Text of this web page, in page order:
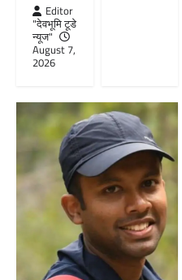
Editor
"देवभूमि टूडे
न्यूज"
August 7,
2026